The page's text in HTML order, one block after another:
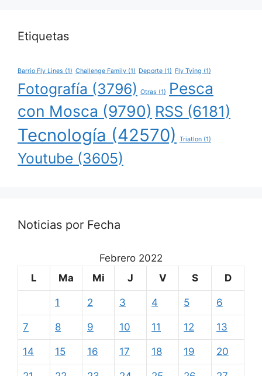
Etiquetas
Barrio Fly Lines (1) Challenge Family (1) Deporte (1) Fly Tying (1)
Fotografía (3796) Otras (1)
Pesca
con Mosca (9790) RSS (6181)
Tecnología (42570) Triatlon (1)
Youtube (3605)
Noticias por Fecha
Febrero 2022
L
Ma Mi J V S D
1 2 3 4 5 6
7 8 9 10 11 12 13
14 15 16 17 18 19 20